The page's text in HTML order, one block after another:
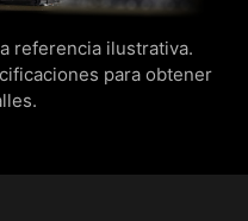
referencia ilustrativa.
para obtener
Receration